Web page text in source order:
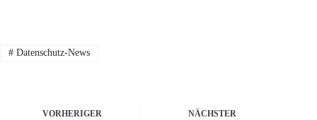
#Datenschutz-News
VORHERIGER NÄCHSTER